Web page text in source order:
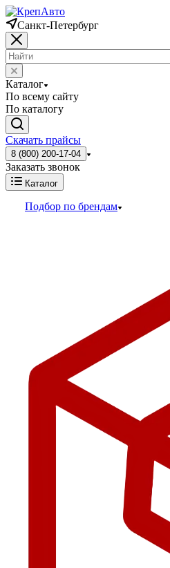
Санкт-Петербург
Каталог
По всему сайту
По каталогу
Скачать прайсы
8 (800) 200-17-04
Заказать звонок
Каталог
Подбор по брендам